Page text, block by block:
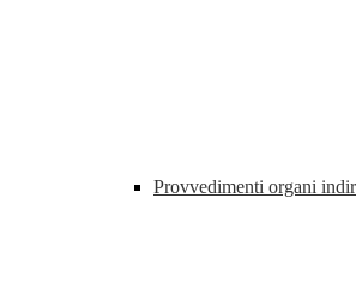
Provvedimenti organi